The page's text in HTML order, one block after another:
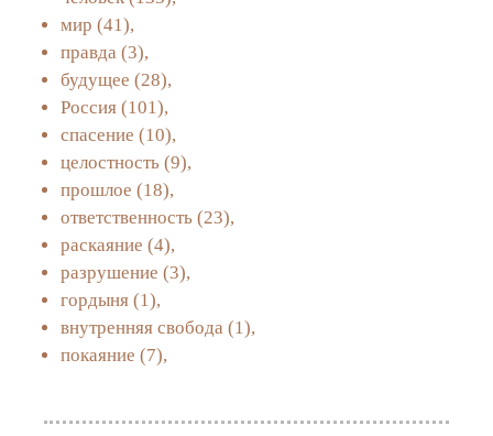
мир (41),
правда (3),
будущее (28),
Россия (101),
спасение (10),
целостность (9),
прошлое (18),
ответственность (23),
раскаяние (4),
разрушение (3),
гордыня (1),
внутренняя свобода (1),
покаяние (7),